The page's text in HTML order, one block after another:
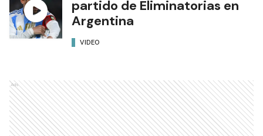
partido de Eliminatorias en
Argentina
VIDEO
Ads